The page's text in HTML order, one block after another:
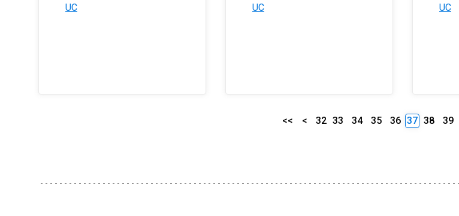
UC
UC
UC
<< < 32 33 34 35 36 37 38 39